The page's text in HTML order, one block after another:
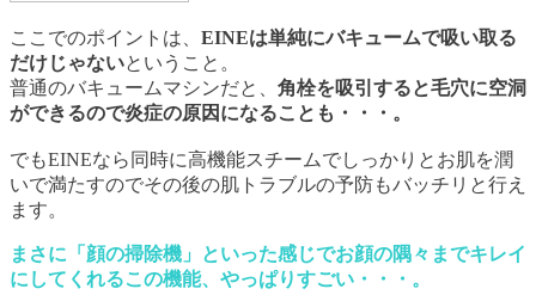
ここでのポイントは、 EINEは単純にバキュームで吸い取る
だけじゃないということ。
普通のバキュームマシンだと、 角栓を吸引すると毛穴に空洞
ができるので炎症の原因になることも・・・。
でもEINEなら同時に高機能スチームでしっかりとお肌を潤
いで満たすのでその後の肌トラブルの予防もバッチリと行え
ます。
まさに「顔の掃除機」といった感じでお顔の隅々までキレイ
にしてくれるこの機能、やっぱりすごい・・・。